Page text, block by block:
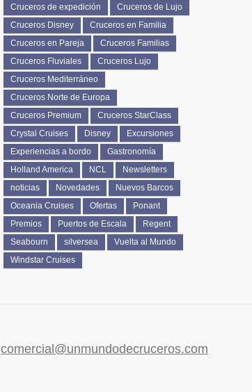
Cruceros de expedición
Cruceros de Lujo
Cruceros Disney
Cruceros en Familia
Cruceros en Pareja
Cruceros Familias
Cruceros Fluviales
Cruceros Lujo
Cruceros Mediterráneo
Cruceros Norte de Europa
Cruceros Premium
Cruceros StarClass
Crystal Cruises
Disney
Excursiones
Experiencias a bordo
Gastronomía
Holland America
NCL
Newsletters
noticias
Novedades
Nuevos Barcos
Oceania Cruises
Ofertas
Ponant
Premios
Puertos de Escala
Regent
Seabourn
silversea
Vuelta al Mundo
Windstar Cruises
comercial@unmundodecruceros.com